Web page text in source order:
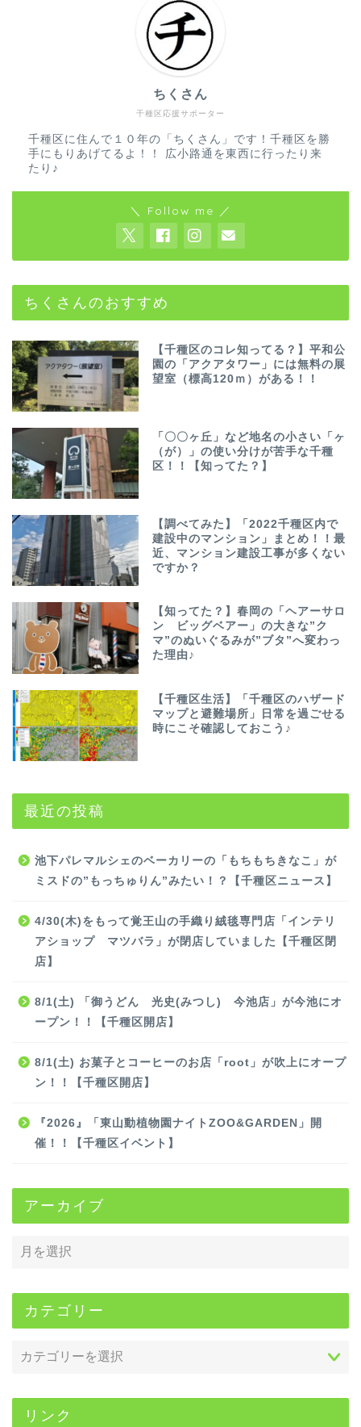
千種区応援サポーター
ちくさん
千種区に住んで１０年の「ちくさん」です！千種区を勝
手にもりあげてるよ！！ 広小路通を東西に行ったり来
たり♪
＼ Follow me ／
ちくさんのおすすめ
【千種区のコレ知ってる？】平和公
園の「アクアタワー」には無料の展
望室（標高120ｍ）がある！！
「〇〇ヶ丘」など地名の小さい「ヶ
（が）」の使い分けが苦手な千種
区！！【知ってた？】
【調べてみた】「2022千種区内で
建設中のマンション」まとめ！！最
近、マンション建設工事が多くない
ですか？
【知ってた？】春岡の「ヘアーサロ
ン ビッグベアー」の大きな”ク
マ”のぬいぐるみが”ブタ”へ変わっ
た理由♪
【千種区生活】「千種区のハザード
マップと避難場所」日常を過ごせる
時にこそ確認しておこう♪
最近の投稿
池下パレマルシェのベーカリーの「もちもちきなこ」が
ミスドの”もっちゅりん”みたい！？【千種区ニュース】
4/30(木)をもって覚王山の手織り絨毯専門店「インテリ
アショップ マツバラ」が閉店していました【千種区閉
店】
8/1(土) 「御うどん 光史(みつし) 今池店」が今池にオ
ープン！！【千種区開店】
8/1(土) お菓子とコーヒーのお店「root」が吹上にオープ
ン！！【千種区開店】
『2026』「東山動植物園ナイトZOO&GARDEN」開
催！！【千種区イベント】
アーカイブ
カテゴリー
リンク